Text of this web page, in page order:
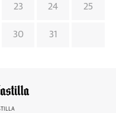
23 24 25
30 31